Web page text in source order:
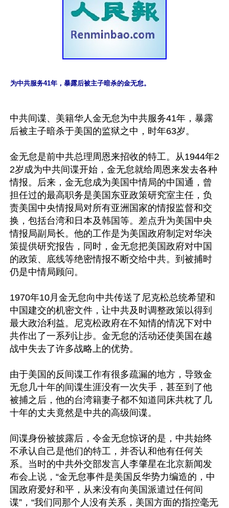
为中共服务41年，暴露后被主子暗杀的金无怠。
中共间谍、美籍华人金无怠为中共服务41年，暴露
后被主子暗杀于美国的监狱之中，时年63岁。
金无怠是前中共总理周恩来招收的特工。从1944年2
2岁成为中共间谍开始，金无怠就给周恩来发去各种
情报。后来，金无怠成为美国中情局的中国通，曾
担任过的最高职务是美国东亚政策研究室主任，负
责美国中央情报局对所有亚洲国家的情报监督和交
换，包括台湾和日本及韩国等。差点升为美国中央
情报局副局长。他的工作是为美国政府制定对华决
策提供研究报告，同时，金无怠把美国政府对中国
的政策、底线等绝密情报不断交给中共。到被捕时
仍是中情局顾问。
1970年10月金无怠向中共传送了尼克松总统希望和
中国建交的机密文件，让中共及时调整政策以得到
最大政治利益。尼克松政府在不知情的情况下对中
共作出了一系列让步。金无怠的活动还使美国在越
战中失去了许多战略上的优势。
由于美国的反间谍工作有很多疏漏的地方，导致金
无怠几十年的间谍生涯没有一次失手，甚至到了他
被捕之后，他的台湾籍妻子都不知道同床共枕了几
十年的丈夫竟然是中共的高级间谍。
间谍身份被披露后，令金无怠惊讶的是，中共始终
不承认自己是他们的特工，并否认和他有任何关
系。当时的中共外交部发言人李肇星在北京新闻发
布会上说，“金无怠事件是美国反华势力编造的，中
国政府爱好和平，从来没有向美国派遣过任何间
谍”，“我们同那个人没有关系，美国方面的指控毫无